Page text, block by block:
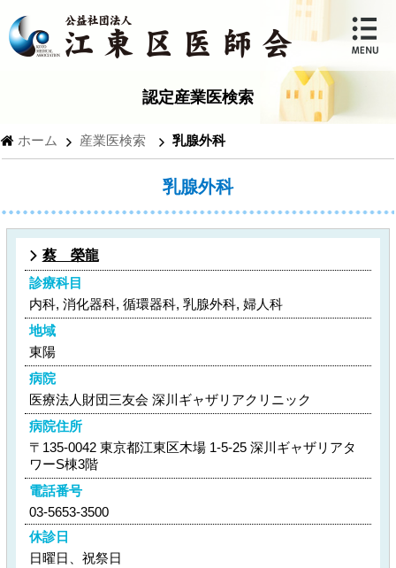
認定産業医検索
ホーム 産業医検索 乳腺外科
乳腺外科
蔡 榮龍
診療科目
内科, 消化器科, 循環器科, 乳腺外科, 婦人科
地域
東陽
病院
医療法人財団三友会 深川ギャザリアクリニック
病院住所
〒135-0042 東京都江東区木場 1-5-25 深川ギャザリアタ
ワーS棟3階
電話番号
03-5653-3500
休診日
日曜日、祝祭日